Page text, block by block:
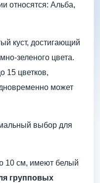
относятся: Альба,
куст, достигающий
зеленого цвета.
15 цветков,
может
выбор для
10 см, имеют белый
групповых